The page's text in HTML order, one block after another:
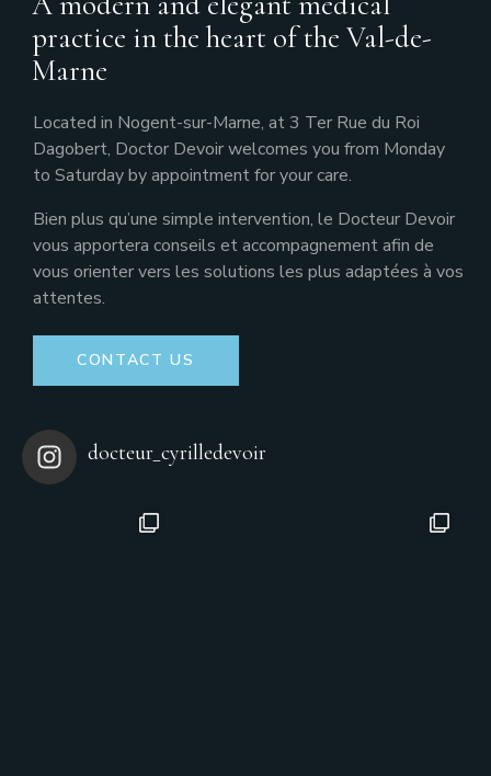
practice in the heart of the Val-de-
Marne
Located in Nogent-sur-Marne, at 3 Ter Rue du Roi
Dagobert, Doctor Devoir welcomes you from Monday
to Saturday by appointment for your care.
Bien plus qu’une simple intervention, le Docteur Devoir
vous apportera conseils et accompagnement afin de
vous orienter vers les solutions les plus adaptées à vos
attentes.
CONTACT US
docteur_cyrilledevoir